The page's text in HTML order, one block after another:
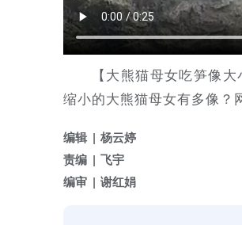
【大熊猫母女吃笋像
缩小的大熊猫母女有多像？
编辑
杨云婷
责编
飞宇
编审
谢红娟